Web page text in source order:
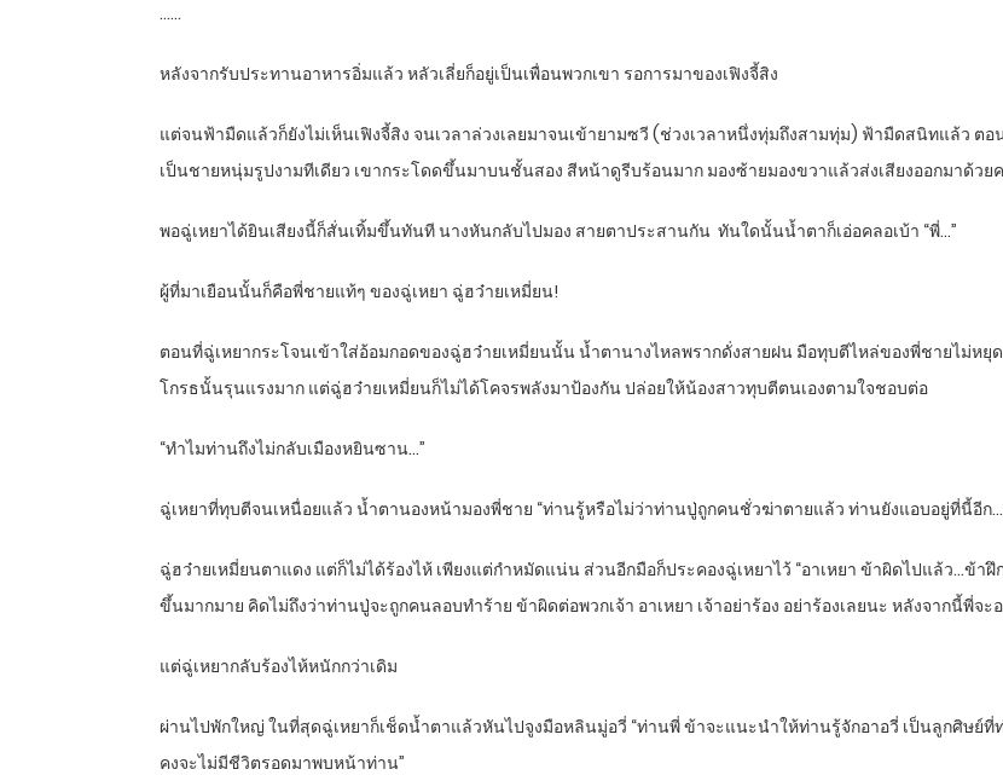
……
หลังจากรับประทานอาหารอิ่มแล้ว หลัวเลี่ยก็อยู่เป็นเพื่อนพวกเขา รอการมาของเฟิงจี้สิง
แต่จนฟ้ามืดแล้วก็ยังไม่เห็นเฟิงจี้สิง จนเวลาล่วงเลยมาจนเข้ายามซวี (ช่วงเวลาหนึ่งทุ่มถึงสามทุ่ม) ฟ้ามืดสนิทแล้ว ต
เป็นชายหนุ่มรูปงามทีเดียว เขากระโดดขึ้นมาบนชั้นสอง สีหน้าดูรีบร้อนมาก มองซ้ายมองขวาแล้วส่งเสียงออกมาด้วยค
พอฉู่เหยาได้ยินเสียงนี้ก็สั่นเทิ้มขึ้นทันที นางหันกลับไปมอง สายตาประสานกัน ทันใดนั้นน้ำตาก็เอ่อคลอเบ้า “พี่…”
ผู้ที่มาเยือนนั้นก็คือพี่ชายแท้ๆ ของฉู่เหยา ฉู่ฮว๋ายเหมี่ยน!
ตอนที่ฉู่เหยากระโจนเข้าใส่อ้อมกอดของฉู่ฮว๋ายเหมี่ยนนั้น น้ำตานางไหลพรากดั่งสายฝน มือทุบตีไหล่ของพี่ชายไม่ห
โกรธนั้นรุนแรงมาก แต่ฉู่ฮว๋ายเหมี่ยนก็ไม่ได้โคจรพลังมาป้องกัน ปล่อยให้น้องสาวทุบตีตนเองตามใจชอบต่อ
“ทำไมท่านถึงไม่กลับเมืองหยินซาน…”
ฉู่เหยาที่ทุบตีจนเหนื่อยแล้ว น้ำตานองหน้ามองพี่ชาย “ท่านรู้หรือไม่ว่าท่านปู่ถูกคนชั่วฆ่าตายแล้ว ท่านยังแอบอยู่ที่นี้อีก
ฉู่ฮว๋ายเหมี่ยนตาแดง แต่ก็ไม่ได้ร้องไห้ เพียงแต่กำหมัดแน่น ส่วนอีกมือก็ประคองฉู่เหยาไว้ “อาเหยา ข้าผิดไปแล้ว…ข้า
ขึ้นมากมาย คิดไม่ถึงว่าท่านปู่จะถูกคนลอบทำร้าย ข้าผิดต่อพวกเจ้า อาเหยา เจ้าอย่าร้อง อย่าร้องเลยนะ หลังจากนี้พี่จะอ
แต่ฉู่เหยากลับร้องไห้หนักกว่าเดิม
ผ่านไปพักใหญ่ ในที่สุดฉู่เหยาก็เช็ดน้ำตาแล้วหันไปจูงมือหลินมู่อวี่ “ท่านพี่ ข้าจะแนะนำให้ท่านรู้จักอาอวี่ เป็นลูกศิษย์ที่
คงจะไม่มีชีวิตรอดมาพบหน้าท่าน”